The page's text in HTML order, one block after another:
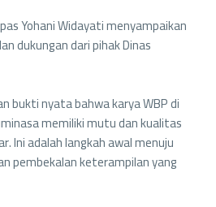
Yohani Widayati menyampaikan
dukungan dari pihak Dinas
bukti nyata bahwa karya WBP di
memiliki mutu dan kualitas
Ini adalah langkah awal menuju
pembekalan keterampilan yang